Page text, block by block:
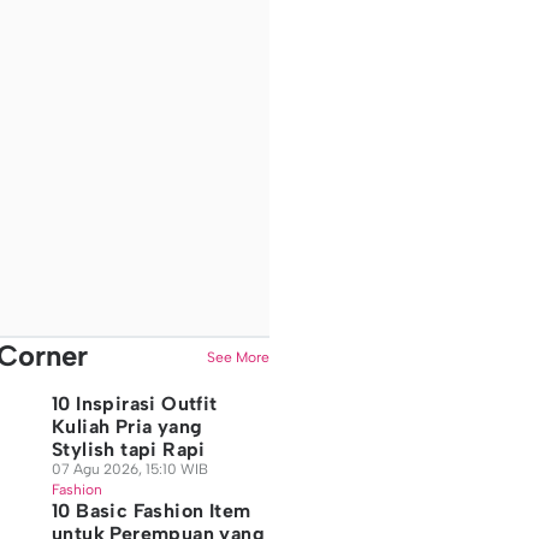
See More
10 Inspirasi Outfit
Kuliah Pria yang
Stylish tapi Rapi
07 Agu 2026, 15:10 WIB
Fashion
10 Basic Fashion Item
untuk Perempuan yang